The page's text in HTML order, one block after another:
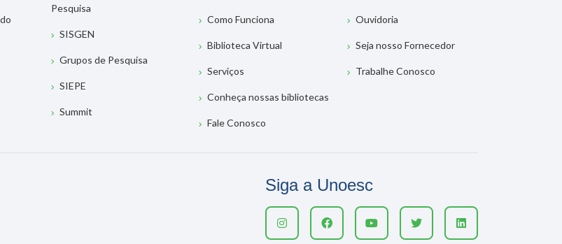
Pesquisa
SISGEN
Grupos de Pesquisa
SIEPE
Summit
Como Funciona
Biblioteca Virtual
Serviços
Conheça nossas bibliotecas
Fale Conosco
Ouvidoria
Seja nosso Fornecedor
Trabalhe Conosco
Siga a Unoesc